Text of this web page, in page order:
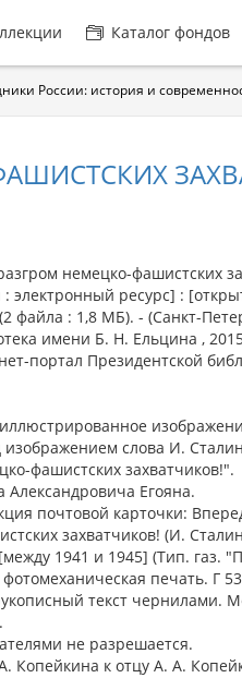
Каталог фондов
России: история и
немецко-фашистских
электронный ресурс] :
файла : 1,8 МБ). - (Санкт-
имени Б. Н. Ельцина ,
портал Президентской
изображением слова И.
фашистских захватчиков!".
Егояна.
почтовой карточки:
захватчиков! (И.
1941 и 1945] (Тип. газ.
печать. Г
текст чернилами.
не разрешается.
Копейкина к отцу А. А.